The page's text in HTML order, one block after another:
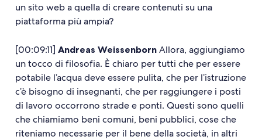
un sito web a quella di creare contenuti su una
piattaforma più ampia?
[00:09:11] Andreas Weissenborn Allora, aggiungiamo
un tocco di filosofia. È chiaro per tutti che per essere
potabile l’acqua deve essere pulita, che per l’istruzione
c’è bisogno di insegnanti, che per raggiungere i posti
di lavoro occorrono strade e ponti. Questi sono quelli
che chiamiamo beni comuni, beni pubblici, cose che
riteniamo necessarie per il bene della società, in altri